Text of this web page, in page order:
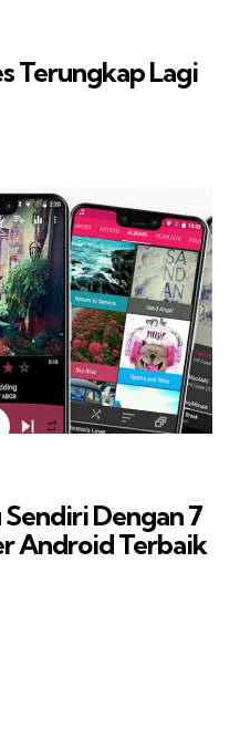
Terungkap Lagi
Dengan 7
Android Terbaik